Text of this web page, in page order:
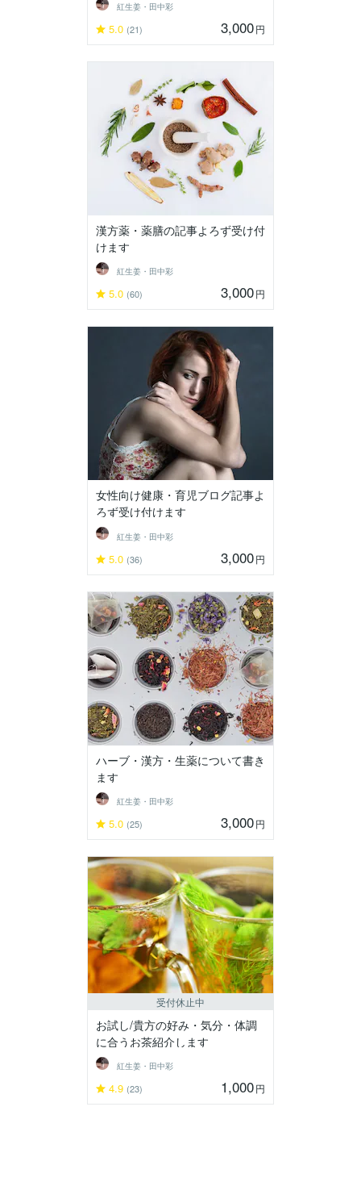
紅生姜・田中彩
5.0 (21) 3,000円
漢方薬・薬膳の記事よろず受け付
けます
紅生姜・田中彩
5.0 (60) 3,000円
女性向け健康・育児ブログ記事よ
ろず受け付けます
紅生姜・田中彩
5.0 (36) 3,000円
ハーブ・漢方・生薬について書き
ます
紅生姜・田中彩
5.0 (25) 3,000円
受付休止中
お試し/貴方の好み・気分・体調
に合うお茶紹介します
紅生姜・田中彩
4.9 (23) 1,000円